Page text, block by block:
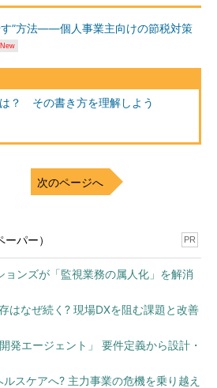
す”方法――個人事業主向けの節税対策
？ その書き方を理解しよう
次のページへ
パー） PR
ョンズが「監視業務の属人化」を解消
はなぜ続く? 現場DXを阻む課題と改善
発エージェント」 要件定義から設計・
スケアへ? 主力事業の危機を乗り越え